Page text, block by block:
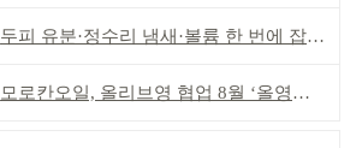
두피 유분·정수리 냄새·볼륨 한 번에 잡는다
모로칸오일, 올리브영 협업 8월 ‘올영픽’ 선정